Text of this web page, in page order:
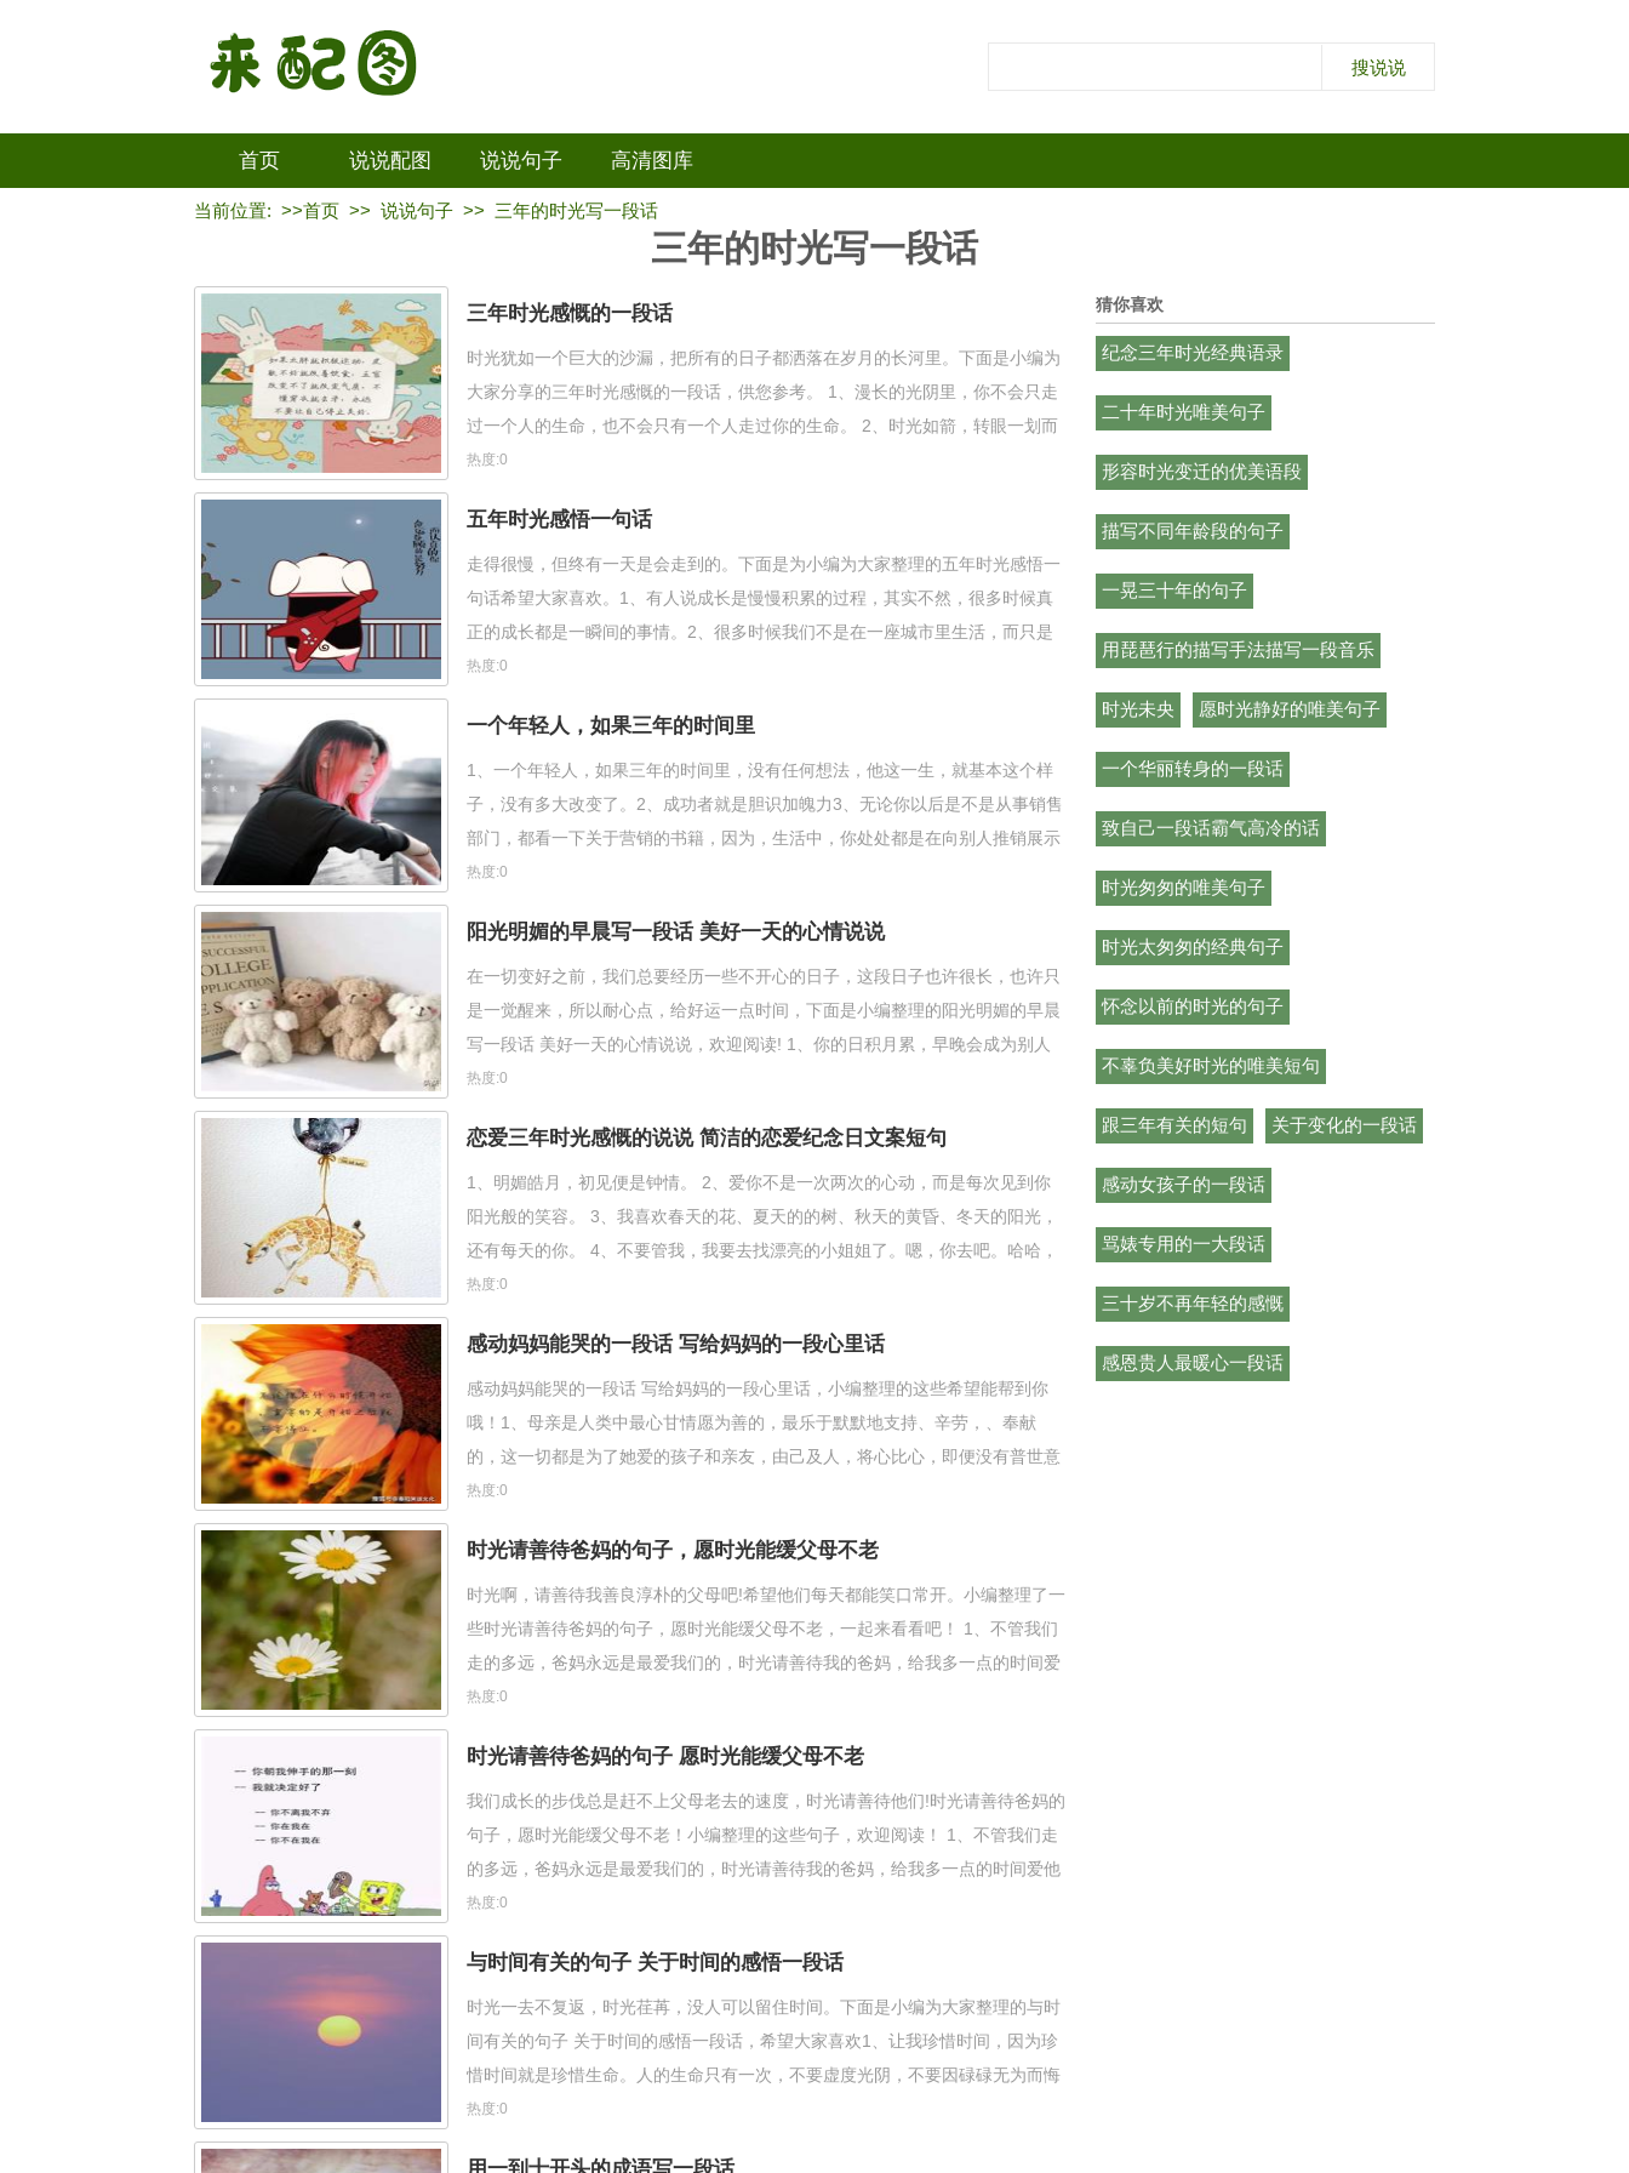
首页 说说配图 说说句子 高清图库
当前位置: >>首页 >> 说说句子 >> 三年的时光写一段话
三年的时光写一段话
三年时光感慨的一段话
时光犹如一个巨大的沙漏，把所有的日子都洒落在岁月的长河里。下面是小编为
大家分享的三年时光感慨的一段话，供您参考。 1、漫长的光阴里，你不会只走
过一个人的生命，也不会只有一个人走过你的生命。 2、时光如箭，转眼一划而
过，便消失得无影无踪了。
热度:0
五年时光感悟一句话
走得很慢，但终有一天是会走到的。下面是为小编为大家整理的五年时光感悟一
句话希望大家喜欢。1、有人说成长是慢慢积累的过程，其实不然，很多时候真
正的成长都是一瞬间的事情。2、很多时候我们不是在一座城市里生活，而只是
被迫的在这里活着，仅此而已。
热度:0
一个年轻人，如果三年的时间里
1、一个年轻人，如果三年的时间里，没有任何想法，他这一生，就基本这个样
子，没有多大改变了。2、成功者就是胆识加魄力3、无论你以后是不是从事销售
部门，都看一下关于营销的书籍，因为，生活中，你处处都是在向别人推销展示
自己。4、给自己定一个五年
热度:0
阳光明媚的早晨写一段话 美好一天的心情说说
在一切变好之前，我们总要经历一些不开心的日子，这段日子也许很长，也许只
是一觉醒来，所以耐心点，给好运一点时间，下面是小编整理的阳光明媚的早晨
写一段话 美好一天的心情说说，欢迎阅读! 1、你的日积月累，早晚会成为别人
的望尘莫及。早安，世界。
热度:0
恋爱三年时光感慨的说说 简洁的恋爱纪念日文案短句
1、明媚皓月，初见便是钟情。 2、爱你不是一次两次的心动，而是每次见到你
阳光般的笑容。 3、我喜欢春天的花、夏天的的树、秋天的黄昏、冬天的阳光，
还有每天的你。 4、不要管我，我要去找漂亮的小姐姐了。嗯，你去吧。哈哈，
小姐姐我来啦。 5、我
热度:0
感动妈妈能哭的一段话 写给妈妈的一段心里话
感动妈妈能哭的一段话 写给妈妈的一段心里话，小编整理的这些希望能帮到你
哦！1、母亲是人类中最心甘情愿为善的，最乐于默默地支持、辛劳，、奉献
的，这一切都是为了她爱的孩子和亲友，由己及人，将心比心，即便没有普世意
义上的崇高信仰，也对整个人类甚
热度:0
时光请善待爸妈的句子，愿时光能缓父母不老
时光啊，请善待我善良淳朴的父母吧!希望他们每天都能笑口常开。小编整理了一
些时光请善待爸妈的句子，愿时光能缓父母不老，一起来看看吧！ 1、不管我们
走的多远，爸妈永远是最爱我们的，时光请善待我的爸妈，给我多一点的时间爱
他们。 2、生命中最最感
热度:0
时光请善待爸妈的句子 愿时光能缓父母不老
我们成长的步伐总是赶不上父母老去的速度，时光请善待他们!时光请善待爸妈的
句子，愿时光能缓父母不老！小编整理的这些句子，欢迎阅读！ 1、不管我们走
的多远，爸妈永远是最爱我们的，时光请善待我的爸妈，给我多一点的时间爱他
们。 2、生命中最最感恩
热度:0
与时间有关的句子 关于时间的感悟一段话
时光一去不复返，时光荏苒，没人可以留住时间。下面是小编为大家整理的与时
间有关的句子 关于时间的感悟一段话，希望大家喜欢1、让我珍惜时间，因为珍
惜时间就是珍惜生命。人的生命只有一次，不要虚度光阴，不要因碌碌无为而悔
恨。同学们，从这一刻开始，
热度:0
猜你喜欢
纪念三年时光经典语录
二十年时光唯美句子
形容时光变迁的优美语段
描写不同年龄段的句子
一晃三十年的句子
用琵琶行的描写手法描写一段音乐
时光未央 愿时光静好的唯美句子
一个华丽转身的一段话
致自己一段话霸气高冷的话
时光匆匆的唯美句子
时光太匆匆的经典句子
怀念以前的时光的句子
不辜负美好时光的唯美短句
跟三年有关的短句 关于变化的一段话
感动女孩子的一段话
骂婊专用的一大段话
三十岁不再年轻的感慨
感恩贵人最暖心一段话